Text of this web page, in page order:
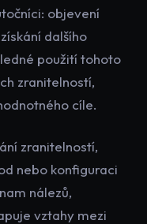
objevení
dalšího
použití tohoto
zranitelností,
cíle.
zranitelností,
nebo konfiguraci
nálezů,
vztahy mezi